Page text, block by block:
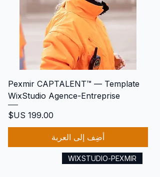
Pexmir CAPTALENT™ — Template
WixStudio Agence-Entreprise
السعر
أضِف إلى العربة
WIXSTUDIO-PEXMIR